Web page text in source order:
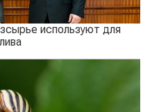
используют для